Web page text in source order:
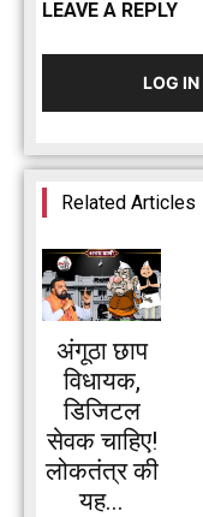
LEAVE A REPLY
LOG
Related Articles
अंगूठा छाप
विधायक,
डिजिटल
सेवक चाहिए!
लोकतंत्र की
यह...